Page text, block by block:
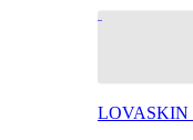
LOVASKIN